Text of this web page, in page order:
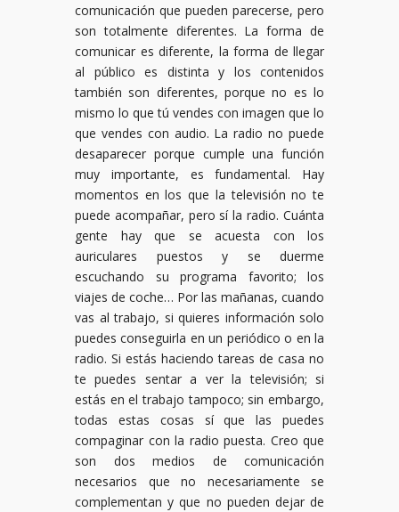
comunicación que pueden parecerse, pero
son totalmente diferentes. La forma de
comunicar es diferente, la forma de llegar
al público es distinta y los contenidos
también son diferentes, porque no es lo
mismo lo que tú vendes con imagen que lo
que vendes con audio. La radio no puede
desaparecer porque cumple una función
muy importante, es fundamental. Hay
momentos en los que la televisión no te
puede acompañar, pero sí la radio. Cuánta
gente hay que se acuesta con los
auriculares puestos y se duerme
escuchando su programa favorito; los
viajes de coche… Por las mañanas, cuando
vas al trabajo, si quieres información solo
puedes conseguirla en un periódico o en la
radio. Si estás haciendo tareas de casa no
te puedes sentar a ver la televisión; si
estás en el trabajo tampoco; sin embargo,
todas estas cosas sí que las puedes
compaginar con la radio puesta. Creo que
son dos medios de comunicación
necesarios que no necesariamente se
complementan y que no pueden dejar de